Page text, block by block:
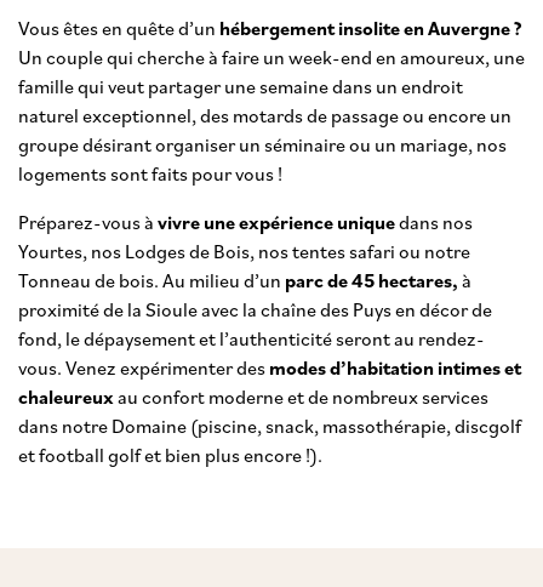
Vous êtes en quête d’un hébergement insolite en Auvergne ?
Un couple qui cherche à faire un week-end en amoureux, une
famille qui veut partager une semaine dans un endroit
naturel exceptionnel, des motards de passage ou encore un
groupe désirant organiser un séminaire ou un mariage, nos
logements sont faits pour vous !
Préparez-vous à vivre une expérience uniquedans nos
Yourtes, nos Lodges de Bois, nos tentes safari ou notre
Tonneau de bois. Au milieu d’un parc de 45 hectares, à
proximité de la Sioule avec la chaîne des Puys en décor de
fond, le dépaysement et l’authenticité seront au rendez-
vous. Venez expérimenter des modes d’habitation intimes et
chaleureux au confort moderne et de nombreux services
dans notre Domaine (piscine, snack, massothérapie, discgolf
et football golf et bien plus encore !).